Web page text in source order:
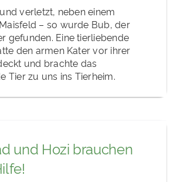
verletzt, neben einem
– so wurde Bub, der
gefunden. Eine tierliebende
den armen Kater vor ihrer
und brachte das
Tier zu uns ins Tierheim.
und Hozi brauchen